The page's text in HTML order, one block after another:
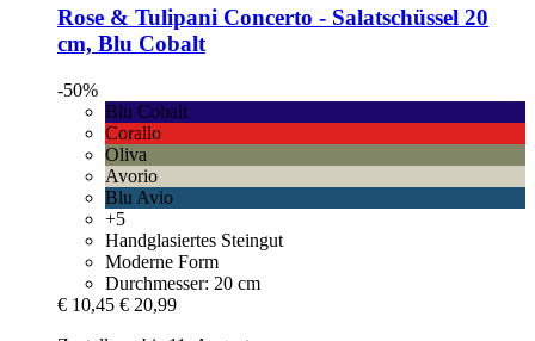
Rose & Tulipani Concerto -​ Salatschüssel 20
cm, Blu Cobalt
-50%
Blu Cobalt
Corallo
Oliva
Avorio
Blu Avio
+5
Handglasiertes Steingut
Moderne Form
Durchmesser: 20 cm
€ 10,45 € 20,99